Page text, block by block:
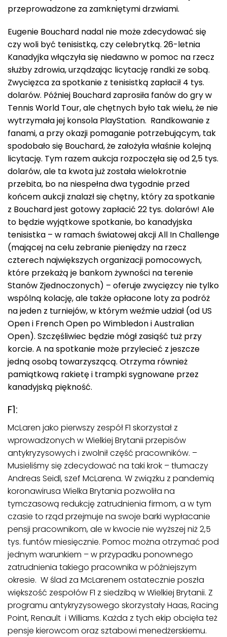
przeprowadzone za zamkniętymi drzwiami.
Eugenie Bouchard nadal nie może zdecydować się
czy woli być tenisistką, czy celebrytką. 26-letnia
Kanadyjka włączyła się niedawno w pomoc na rzecz
służby zdrowia, urządzając licytację randki ze sobą.
Zwycięzca za spotkanie z tenisistką zapłacił 4 tys.
dolarów. Później Bouchard zaprosiła fanów do gry w
Tennis World Tour, ale chętnych było tak wielu, że nie
wytrzymała jej konsola PlayStation. Randkowanie z
fanami, a przy okazji pomaganie potrzebującym, tak
spodobało się Bouchard, że założyła właśnie kolejną
licytację. Tym razem aukcja rozpoczęła się od 2,5 tys.
dolarów, ale ta kwota już została wielokrotnie
przebita, bo na niespełna dwa tygodnie przed
końcem aukcji znalazł się chętny, który za spotkanie
z Bouchard jest gotowy zapłacić 22 tys. dolarów! Ale
to będzie wyjątkowe spotkanie, bo kanadyjska
tenisistka – w ramach światowej akcji All In Challenge
(mającej na celu zebranie pieniędzy na rzecz
czterech największych organizacji pomocowych,
które przekażą je bankom żywności na terenie
Stanów Zjednoczonych) – oferuje zwycięzcy nie tylko
wspólną kolację, ale także opłacone loty za podróż
na jeden z turniejów, w którym weźmie udział (od US
Open i French Open po Wimbledon i Australian
Open). Szczęśliwiec będzie mógł zasiąść tuż przy
korcie. A na spotkanie może przylecieć z jeszcze
jedną osobą towarzyszącą. Otrzyma również
pamiątkową rakietę i trampki sygnowane przez
kanadyjską piękność.
F1:
McLaren jako pierwszy zespół F1 skorzystał z
wprowadzonych w Wielkiej Brytanii przepisów
antykryzysowych i zwolnił część pracowników. –
Musieliśmy się zdecydować na taki krok – tłumaczy
Andreas Seidl, szef McLarena. W związku z pandemią
koronawirusa Wielka Brytania pozwoliła na
tymczasową redukcję zatrudnienia firmom, a w tym
czasie to rząd przejmuje na swoje barki wypłacanie
pensji pracownikom, ale w kwocie nie wyższej niż 2,5
tys. funtów miesięcznie. Pomoc można otrzymać pod
jednym warunkiem – w przypadku ponownego
zatrudnienia takiego pracownika w późniejszym
okresie. W ślad za McLarenem ostatecznie poszła
większość zespołów F1 z siedzibą w Wielkiej Brytanii. Z
programu antykryzysowego skorzystały Haas, Racing
Point, Renault i Williams. Każda z tych ekip obcięła też
pensje kierowcom oraz sztabowi menedżerskiemu.